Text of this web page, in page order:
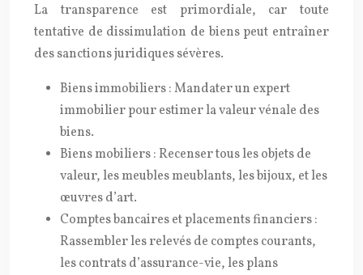
La transparence est primordiale, car toute
tentative de dissimulation de biens peut entraîner
des sanctions juridiques sévères.
Biens immobiliers : Mandater un expert
immobilier pour estimer la valeur vénale des
biens.
Biens mobiliers : Recenser tous les objets de
valeur, les meubles meublants, les bijoux, et les
œuvres d’art.
Comptes bancaires et placements financiers :
Rassembler les relevés de comptes courants,
les contrats d’assurance-vie, les plans